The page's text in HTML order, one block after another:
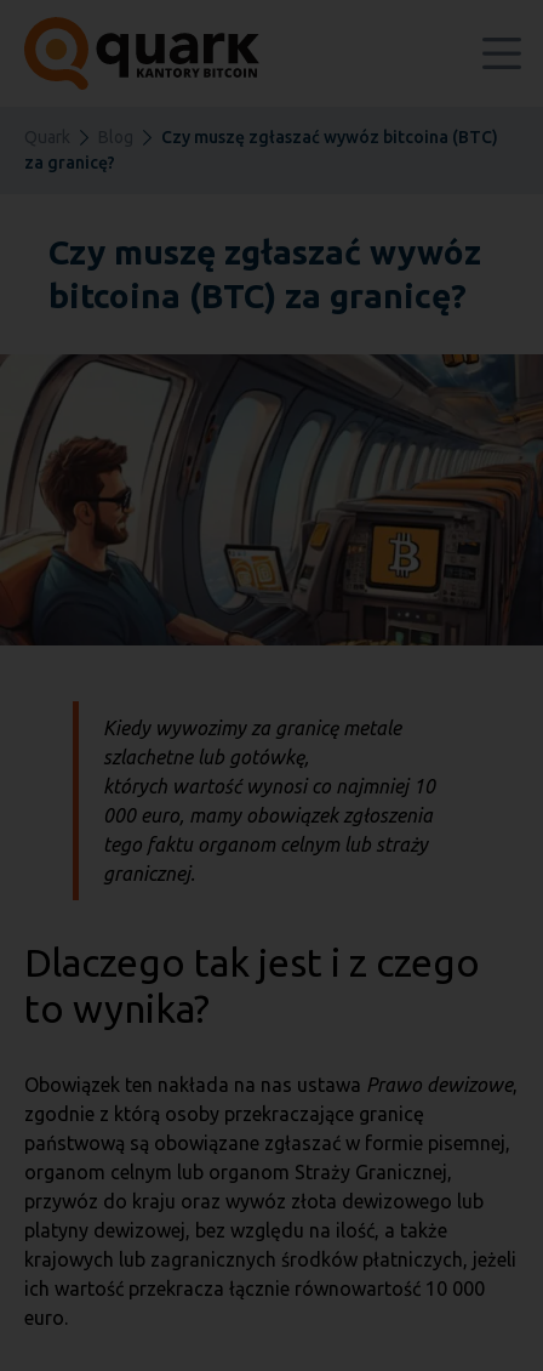
Czy muszę zgłaszać wywóz bitcoina (BTC)
za granicę?
Czy muszę zgłaszać wywóz
bitcoina (BTC) za granicę?
Kiedy wywozimy za granicę metale
szlachetne lub gotówkę,
których wartość wynosi co najmniej 10
000 euro, mamy obowiązek zgłoszenia
tego faktu organom celnym lub straży
granicznej.
Dlaczego tak jest i z czego
to wynika?
Obowiązek ten nakłada na nas ustawa Prawo dewizowe,
zgodnie z którą osoby przekraczające granicę
państwową są obowiązane zgłaszać w formie pisemnej,
organom celnym lub organom Straży Granicznej,
przywóz do kraju oraz wywóz złota dewizowego lub
platyny dewizowej, bez względu na ilość, a także
krajowych lub zagranicznych środków płatniczych, jeżeli
ich wartość przekracza łącznie równowartość 10 000
euro.